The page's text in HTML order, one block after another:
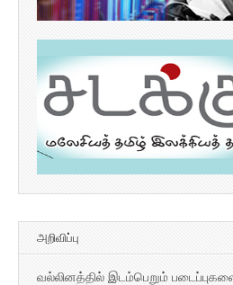
அறிவிப்பு
வல்லினத்தில் இடம்பெறும்